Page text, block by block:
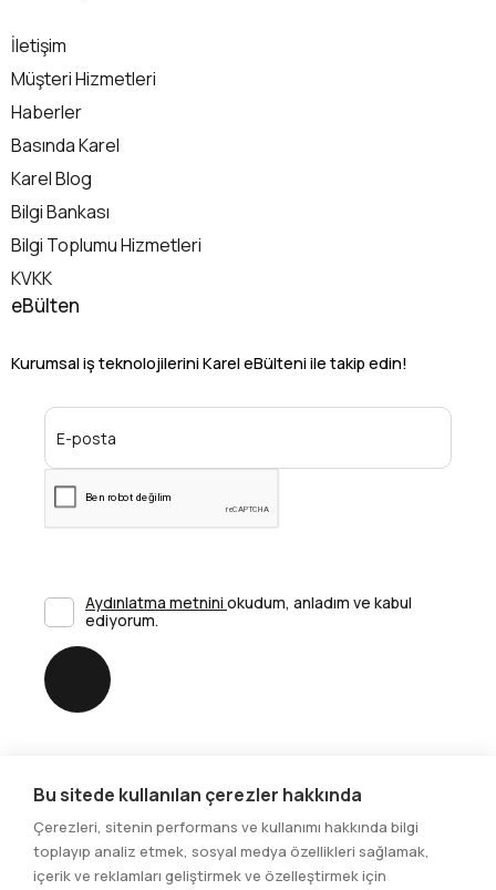
İletişim
Müşteri Hizmetleri
Haberler
Basında Karel
Karel Blog
Bilgi Bankası
Bilgi Toplumu Hizmetleri
KVKK
eBülten
Kurumsal iş teknolojilerini Karel eBülteni ile takip edin!
Aydınlatma metnini okudum, anladım ve kabul
ediyorum.
Gönder
Bu sitede kullanılan çerezler hakkında
Çerezleri, sitenin performans ve kullanımı hakkında bilgi
toplayıp analiz etmek, sosyal medya özellikleri sağlamak,
içerik ve reklamları geliştirmek ve özelleştirmek için